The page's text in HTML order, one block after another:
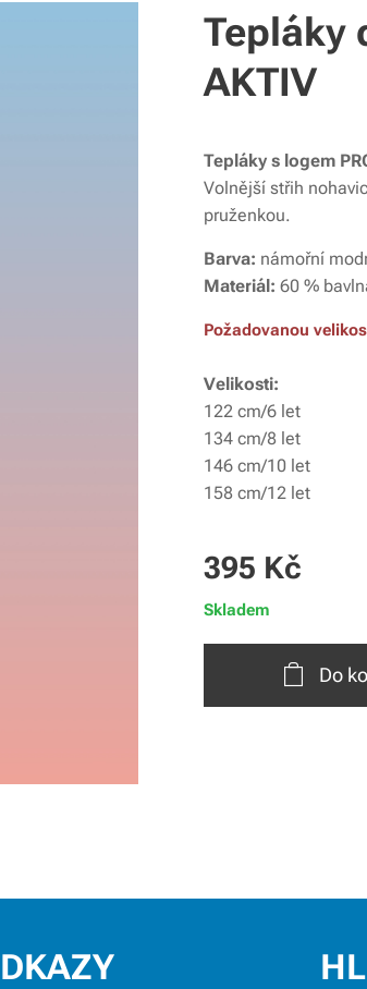
Tepláky
AKTIV
Tepláky s logem
Volnější střih
pruženkou.
Barva: námořní
Materiál: 60 %
Požadovanou
Velikosti:
122 cm/6 let
134 cm/8 let
146 cm/10 let
158 cm/12 let
395 Kč
Skladem
Do